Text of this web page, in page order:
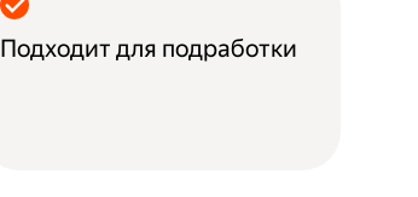
Подходит для подработки